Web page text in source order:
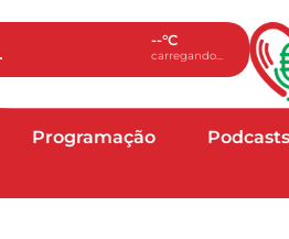
--°C
carregando...
Programação Podcasts